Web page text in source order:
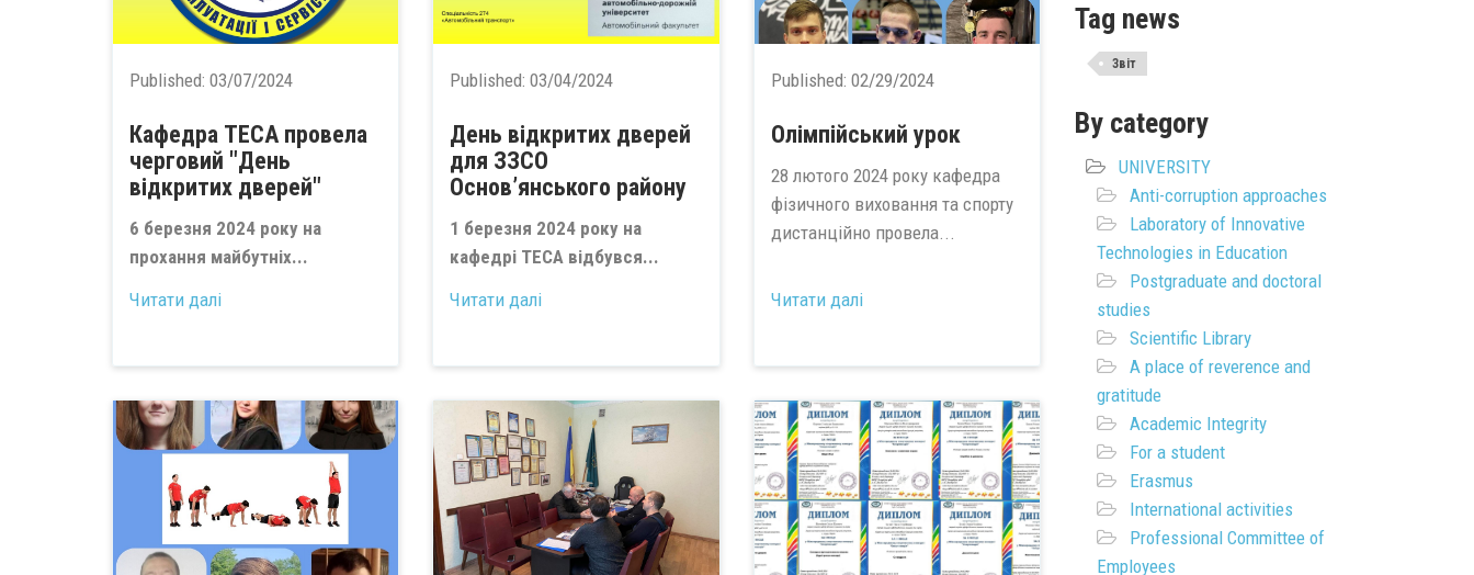
Published: 03/07/2024
Кафедра ТЕСА провела
черговий "День
відкритих дверей"
6 березня 2024 року на
прохання майбутніх...
Читати далі
Published:03/04/2024
День відкритих дверей
для ЗЗСО
Основ’янського району
1 березня 2024 року на
кафедрі ТЕСА відбувся...
Читати далі
Published: 02/29/2024
Олімпійський урок
28 лютого 2024 року кафедра
фізичного виховання та спорту
дистанційно провела...
Читати далі
Tag news
Звіт
By category
UNIVERSITY
Anti-corruption approaches
Laboratory of Innovative
Technologies in Education
Postgraduate and doctoral
studies
Scientific Library
A place of reverence and
gratitude
Academic Integrity
For a student
Erasmus
International activities
Professional Committee of
Employees